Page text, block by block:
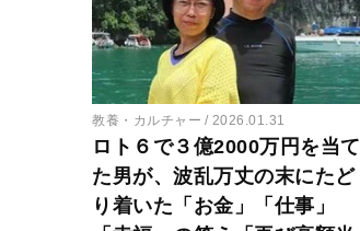
教養・カルチャー 2026.01.31
ロト６で３億2000万円を当て
た男が、波乱万丈の末にたど
り着いた「お金」「仕事」